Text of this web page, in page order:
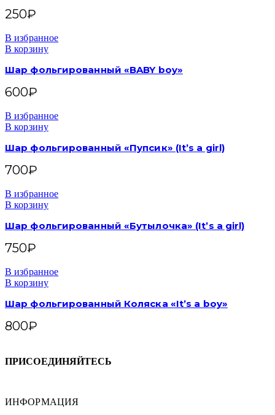
250₽
В избранное
В корзину
Шар фольгированный «BABY boy»
600₽
В избранное
В корзину
Шар фольгированный «Пупсик» (It’s a girl)
700₽
В избранное
В корзину
Шар фольгированный «Бутылочка» (It’s a girl)
750₽
В избранное
В корзину
Шар фольгированный Коляска «It’s a boy»
800₽
ПРИСОЕДИНЯЙТЕСЬ
ИНФОРМАЦИЯ